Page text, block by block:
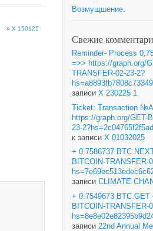
» X 150125
Возмущшение.
Свежие
Reminder- Process
=>> https://graph.org/
TRANSFER-02-23-2?
записи X 230225 1
Ticket: Transaction
https://graph.org/GET-
23-
к записи X 01032025
+ 0.7586737
BITCOIN-TRANSFER-
записи CLIMATE
+ 0.7549673 BTC.GET
BITCOIN-TRANSFER-
записи 22nd Annual